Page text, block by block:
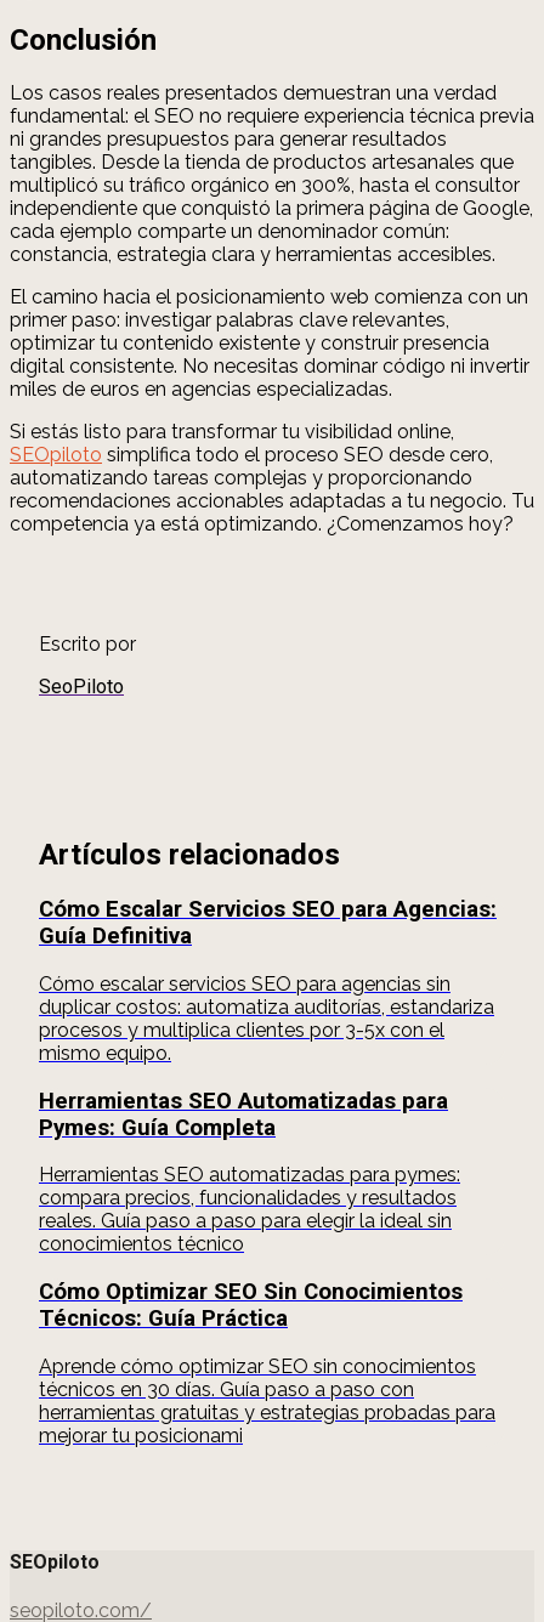
Conclusión
Los casos reales presentados demuestran una verdad
fundamental: el SEO no requiere experiencia técnica previa
ni grandes presupuestos para generar resultados
tangibles. Desde la tienda de productos artesanales que
multiplicó su tráfico orgánico en 300%, hasta el consultor
independiente que conquistó la primera página de Google,
cada ejemplo comparte un denominador común:
constancia, estrategia clara y herramientas accesibles.
El camino hacia el posicionamiento web comienza con un
primer paso: investigar palabras clave relevantes,
optimizar tu contenido existente y construir presencia
digital consistente. No necesitas dominar código ni invertir
miles de euros en agencias especializadas.
Si estás listo para transformar tu visibilidad online,
SEOpiloto simplifica todo el proceso SEO desde cero,
automatizando tareas complejas y proporcionando
recomendaciones accionables adaptadas a tu negocio. Tu
competencia ya está optimizando. ¿Comenzamos hoy?
Escrito por
SeoPiloto
Artículos relacionados
Cómo Escalar Servicios SEO para Agencias:
Guía Definitiva
Cómo escalar servicios SEO para agencias sin
duplicar costos: automatiza auditorías, estandariza
procesos y multiplica clientes por 3-5x con el
mismo equipo.
Herramientas SEO Automatizadas para
Pymes: Guía Completa
Herramientas SEO automatizadas para pymes:
compara precios, funcionalidades y resultados
reales. Guía paso a paso para elegir la ideal sin
conocimientos técnico
Cómo Optimizar SEO Sin Conocimientos
Técnicos: Guía Práctica
Aprende cómo optimizar SEO sin conocimientos
técnicos en 30 días. Guía paso a paso con
herramientas gratuitas y estrategias probadas para
mejorar tu posicionami
SEOpiloto
seopiloto.com/